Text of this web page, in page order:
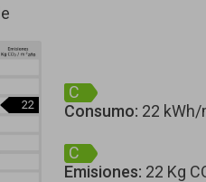
22
C
Consumo: 22 kWh/
C
Emisiones: 22 Kg